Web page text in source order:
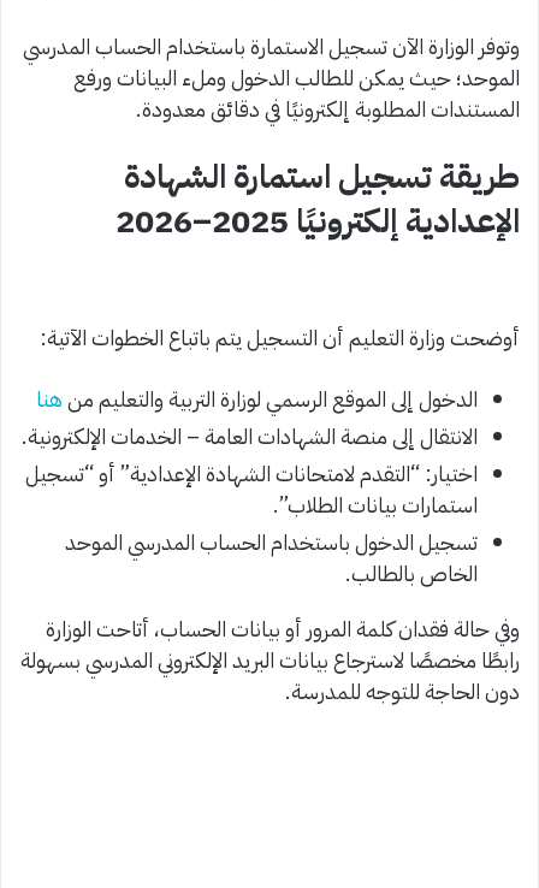
وتوفر الوزارة الآن تسجيل الاستمارة باستخدام الحساب المدرسي
الموحد؛ حيث يمكن للطالب الدخول وملء البيانات ورفع
المستندات المطلوبة إلكترونيًا في دقائق معدودة.
طريقة تسجيل استمارة الشهادة
الإعدادية إلكترونيًا 2025–2026
أوضحت وزارة التعليم أن التسجيل يتم باتباع الخطوات الآتية:
الدخول إلى الموقع الرسمي لوزارة التربية والتعليم منهنا
الانتقال إلى منصة الشهادات العامة – الخدمات الإلكترونية.
اختيار: “التقدم لامتحانات الشهادة الإعدادية” أو “تسجيل
استمارات بيانات الطلاب”.
تسجيل الدخول باستخدام الحساب المدرسي الموحد
الخاص بالطالب.
وفي حالة فقدان كلمة المرور أو بيانات الحساب، أتاحت الوزارة
رابطًا مخصصًا لاسترجاع بيانات البريد الإلكتروني المدرسي بسهولة
دون الحاجة للتوجه للمدرسة.